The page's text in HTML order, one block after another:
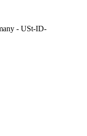
- USt-ID-